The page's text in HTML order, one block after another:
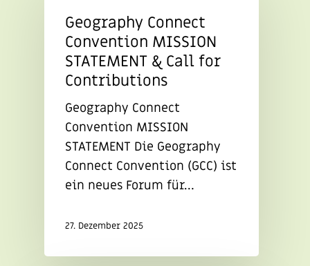
Geography Connect
Convention MISSION
STATEMENT & Call for
Contributions
Geography Connect
Convention MISSION
STATEMENT Die Geography
Connect Convention (GCC) ist
ein neues Forum für…
27. Dezember 2025